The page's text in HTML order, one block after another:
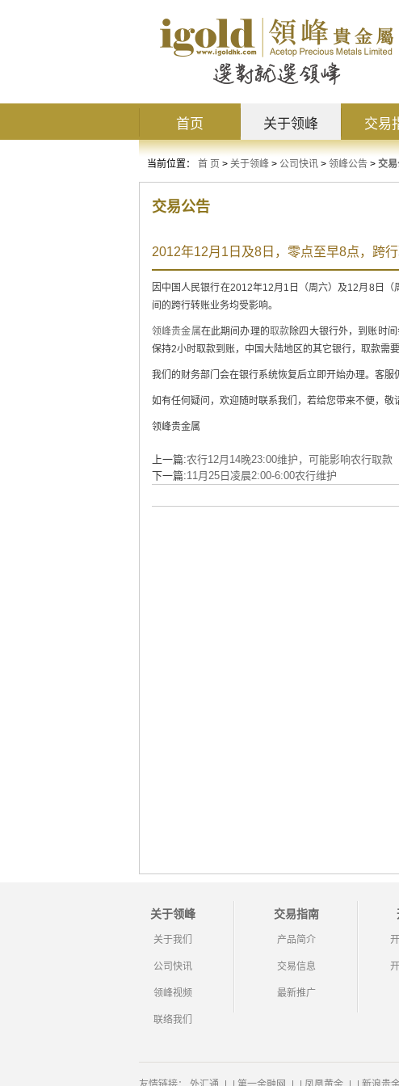
首页 关于领峰 交易
当前位置： 首 页 > 关于领峰 > 公司快讯 > 领峰公告 > 交
交易公告
2012年12月1日及8日，零点至早8点，跨
因中国人民银行在2012年12月1日（周六）及12月8日
间的跨行转账业务均受影响。
领峰贵金属在此期间办理的取款除四大银行外，到账时
保持2小时取款到账，中国大陆地区的其它银行，取款需
我们的财务部门会在银行系统恢复后立即开始办理。客服
如有任何疑问，欢迎随时联系我们，若给您带来不便，敬
领峰贵金属
上一篇:农行12月14晚23:00维护，可能影响农行取款
下一篇:11月25日凌晨2:00-6:00农行维护
关于领峰
关于我们
公司快讯
领峰视频
联络我们
交易指南
产品简介
交易信息
最新推广